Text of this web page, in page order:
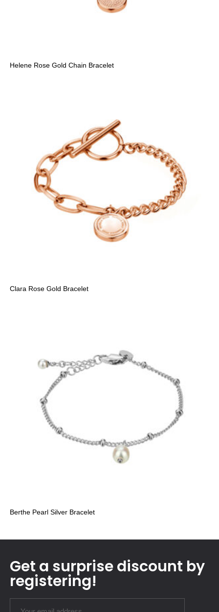
Helene Rose Gold Chain Bracelet
Clara Rose Gold Bracelet
Berthe Pearl Silver Bracelet
Get a surprise discount by
registering!